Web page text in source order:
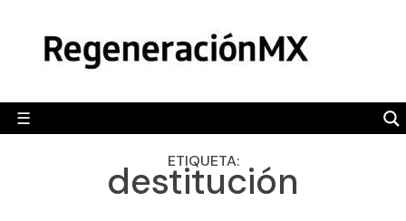
content
☰
POLÍTICA
CAMALEÓN
OPINIÓN
ETIQUETA:
destitución